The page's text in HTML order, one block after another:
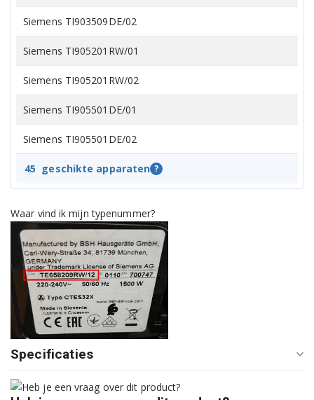
Siemens TI903509DE/02
Siemens TI905201RW/01
Siemens TI905201RW/02
Siemens TI905501DE/01
Siemens TI905501DE/02
Siemens TI905809CN/02
Siemens TI907201RW/02
Siemens TI907201RW/03
Siemens TI907501DE/01
Siemens TI907501DE/02
45 geschikte apparaten ?
Waar vind ik mijn typenummer?
Specificaties